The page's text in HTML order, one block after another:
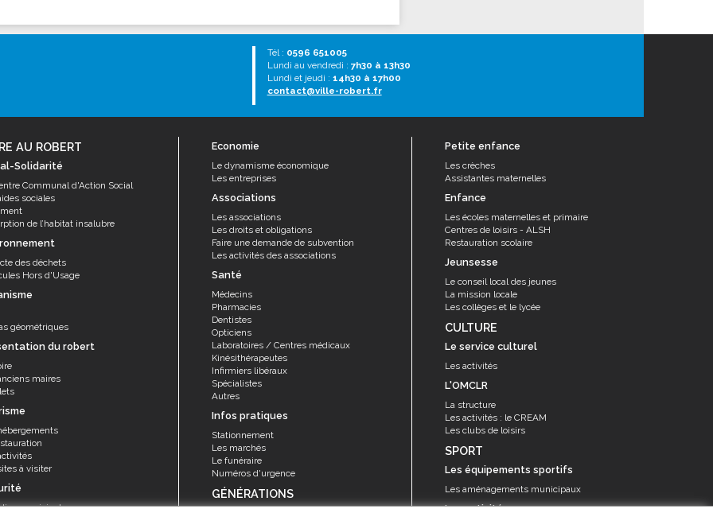
Tél : 0596 651005
Lundi au vendredi : 7h30 à 13h30
Lundi et jeudi : 14h30 à 17h00
contact@ville-robert.fr
AU ROBERT
Solidarité
Communal d'Action Social
sociales
de l’habitat insalubre
des déchets
Hors d'Usage
géométriques
du robert
maires
à visiter
Economie
Le dynamisme économique
Les entreprises
Associations
Les associations
Les droits et obligations
Faire une demande de subvention
Les activités des associations
Santé
Médecins
Pharmacies
Dentistes
Opticiens
Laboratoires / Centres médicaux
Kinésithérapeutes
Infirmiers libéraux
Spécialistes
Autres
Infos pratiques
Stationnement
Les marchés
Le funéraire
Numéros d'urgence
GÉNÉRATIONS
Petite enfance
Les crèches
Assistantes maternelles
Enfance
Les écoles maternelles et primaire
Centres de loisirs - ALSH
Restauration scolaire
Jeunsesse
Le conseil local des jeunes
La mission locale
Les collèges et le lycée
CULTURE
Le service culturel
Les activités
L'OMCLR
La structure
Les activités : le CREAM
Les clubs de loisirs
SPORT
Les équipements sportifs
Les aménagements municipaux